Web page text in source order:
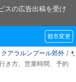
スの広告出稿を受け
都市変更
クアラルンプール郊外 /
き方、営業時間、予約